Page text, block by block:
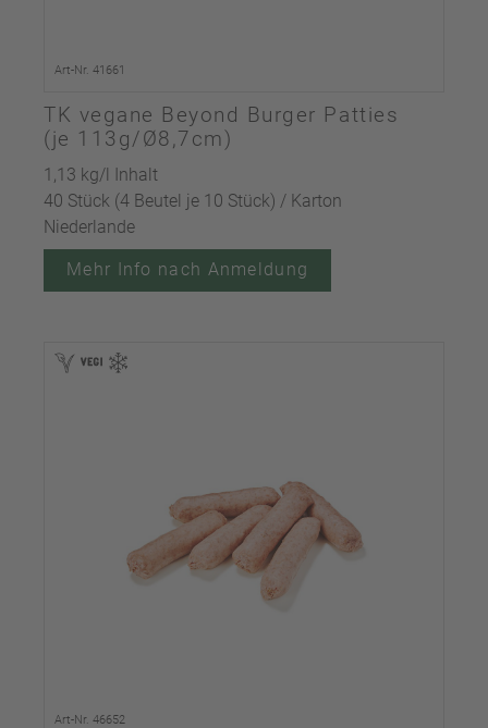
Art-Nr. 41661
TK vegane Beyond Burger Patties
(je 113g/Ø8,7cm)
1,13 kg/l Inhalt
40 Stück (4 Beutel je 10 Stück) / Karton
Niederlande
Mehr Info nach Anmeldung
Art-Nr. 46652